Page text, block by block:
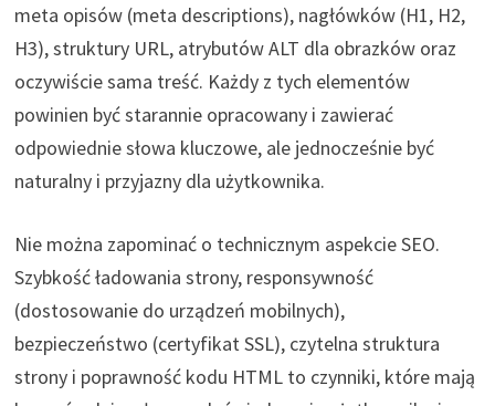
meta opisów (meta descriptions), nagłówków (H1, H2,
H3), struktury URL, atrybutów ALT dla obrazków oraz
oczywiście sama treść. Każdy z tych elementów
powinien być starannie opracowany i zawierać
odpowiednie słowa kluczowe, ale jednocześnie być
naturalny i przyjazny dla użytkownika.
Nie można zapominać o technicznym aspekcie SEO.
Szybkość ładowania strony, responsywność
(dostosowanie do urządzeń mobilnych),
bezpieczeństwo (certyfikat SSL), czytelna struktura
strony i poprawność kodu HTML to czynniki, które mają